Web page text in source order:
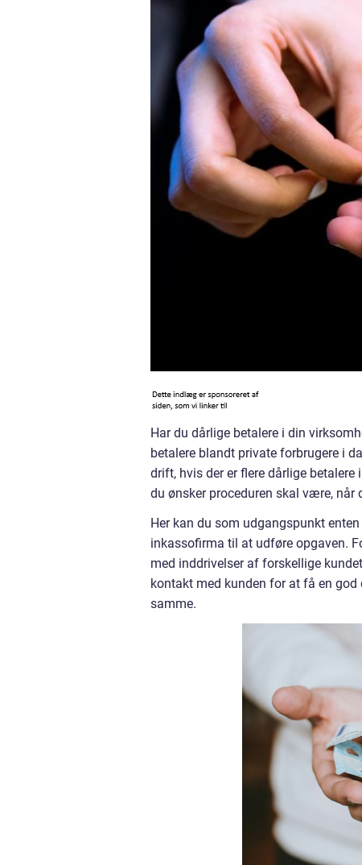
Har du dårlige betalere i din
betalere blandt private forbrugere i
drift, hvis der er flere dårlige
du ønsker proceduren skal være, når
Her kan du som udgangspunkt
inkassofirma til at udføre opgaven.
med inddrivelser af forskellige
kontakt med kunden for at få en
samme.